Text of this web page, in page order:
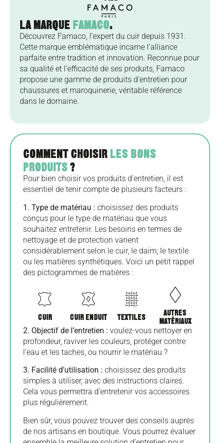
LA MARQUE FAMACO.
Découvrez Famaco, l’expert du cuir depuis 1931.
Cette marque emblématique incarne l’alliance
parfaite entre tradition et innovation. Reconnue pour
sa qualité et l’efficacité de ses produits, Famaco
propose une gamme de produits d’entretien pour
chaussures et maroquinerie, véritable référence
dans le domaine.
COMMENT CHOISIR LES BONS
PRODUITS ?
Pour bien choisir vos produits d’entretien, il est
essentiel de tenir compte de plusieurs facteurs :
1. Type de matériau : choisissez des produits
conçus pour le type de matériau que vous
souhaitez entretenir. Les besoins en termes de
nettoyage et de protection varient
considérablement selon le cuir, le daim, le textile
ou les matières synthétiques. Voici un petit rappel
des pictogrammes de matières :
CUIR CUIR ENDUIT TEXTILES
AUTRES
MATÉRIAUX
2. Objectif de l’entretien : voulez-vous nettoyer en
profondeur, raviver les couleurs, protéger contre
l’eau et les taches, ou nourrir le matériau ?
3. Facilité d’utilisation : choisissez des produits
simples à utiliser, avec des instructions claires.
Cela vous permettra d’entretenir vos accessoires
plus régulièrement.
Bien sûr, vous pouvez trouver des conseils auprès
de nos artisans en boutique. Vous pourrez évaluer